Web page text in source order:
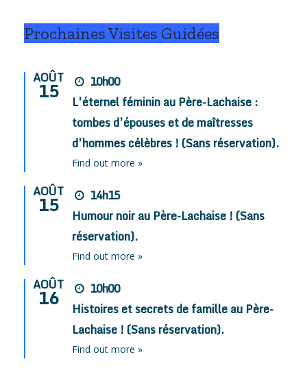
Prochaines Visites Guidées
AOÛT
15
10h00
L’éternel féminin au Père-Lachaise :
tombes d’épouses et de maîtresses
d’hommes célèbres ! (Sans réservation).
Find out more »
AOÛT
15
14h15
Humour noir au Père-Lachaise ! (Sans
réservation).
Find out more »
AOÛT
16
10h00
Histoires et secrets de famille au Père-
Lachaise ! (Sans réservation).
Find out more »